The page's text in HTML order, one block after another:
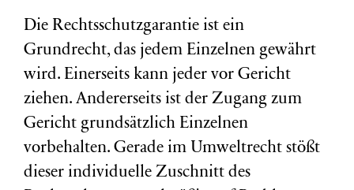
Die Rechtsschutzgarantie ist ein
Grundrecht, das jedem Einzelnen gewährt
wird. Einerseits kann jeder vor Gericht
ziehen. Andererseits ist der Zugang zum
Gericht grundsätzlich Einzelnen
vorbehalten. Gerade im Umweltrecht stößt
dieser individuelle Zuschnitt des